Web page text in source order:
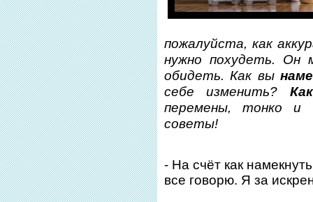
пожалуйста, как
нужно похудеть. Он
обидеть. Как вы
себе изменить?
перемены, тонко и
советы!
- На счёт как
все говорю. Я за